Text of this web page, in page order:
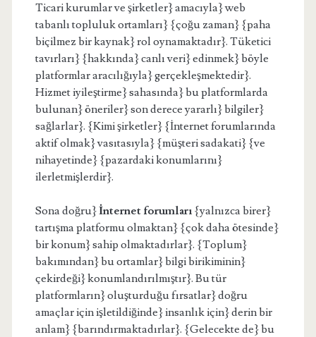
Ticari kurumlar ve şirketler} amacıyla} web
tabanlı topluluk ortamları} {çoğu zaman} {paha
biçilmez bir kaynak} rol oynamaktadır}. Tüketici
tavırları} {hakkında} canlı veri} edinmek} böyle
platformlar aracılığıyla} gerçekleşmektedir}.
Hizmet iyileştirme} sahasında} bu platformlarda
bulunan} öneriler} son derece yararlı} bilgiler}
sağlarlar}. {Kimi şirketler} {İnternet forumlarında
aktif olmak} vasıtasıyla} {müşteri sadakati} {ve
nihayetinde} {pazardaki konumlarını}
ilerletmişlerdir}.
Sona doğru}İnternet forumları{yalnızca birer}
tartışma platformu olmaktan} {çok daha ötesinde}
bir konum} sahip olmaktadırlar}. {Toplum}
bakımından} bu ortamlar} bilgi birikiminin}
çekirdeği} konumlandırılmıştır}. Bu tür
platformların} oluşturduğu fırsatlar} doğru
amaçlar için işletildiğinde} insanlık için} derin bir
anlam} {barındırmaktadırlar}. {Gelecekte de} bu